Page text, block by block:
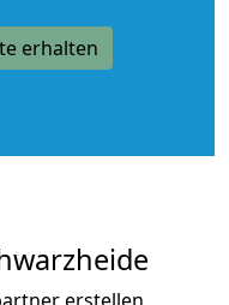
erhalten
erstellen